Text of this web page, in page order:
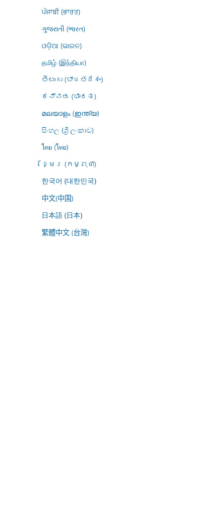
ਪੰਜਾਬੀ (ਭਾਰਤ)
ગુજરાતી (ભારત)
ଓଡ଼ିଆ (ଭାରତ)
தமிழ் (இந்தியா)
తెలుగు (భారతదేశం)
ಕನ್ನಡ (ಭಾರತ)
മലയാളം (ഇന്ത്യ)
සිංහල (ශ්‍රී ලංකාව)
ไทย (ไทย)
ខ្មែរ (កម្ពុជា)
한국어 (대한민국)
中文(中国)
日本語 (日本)
繁體中文 (台灣)